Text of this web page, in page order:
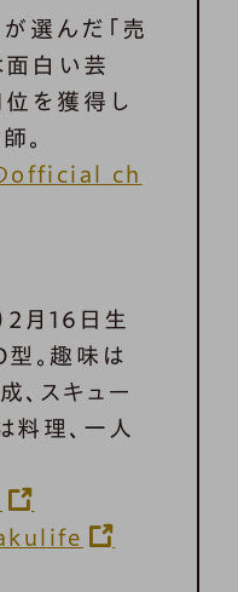
選んだ「売
面白い芸
位を獲得し
。
official ch
2月16日生
型。趣味は
、スキュー
料理、一人